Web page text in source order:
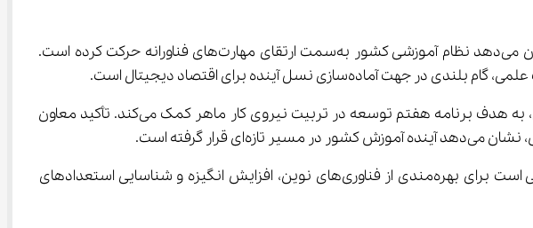
فعالیت‌های تابستانی آموزش و پرورش با محوریت «طرح ایران دیجیتال» و «آموزش هوش مصنوعی» نشان می‌دهد نظام آموزشی کشور به‌سمت ارتقای مهارت‌های فناورانه حرکت کرده است.
این اقدام نه‌تنها سواد دیجیتال را در مدارس تقویت می‌کند، بلکه با همکاری وزارت ارتباطات و معاونت علمی، به هدف برنامه هفتم توسعه در تربیت نیروی کار ماهر کمک می‌کند. تأکید معاون
حضور دانش‌آموزان در طرح ایران دیجیتال و آموزش هوش مصنوعی ۱۴۰۴، از سوی دیگر، به منزله فرصتی است برای بهره‌مندی از فناوری‌های نوین، افزایش انگیزه و شناسایی استعدادهای